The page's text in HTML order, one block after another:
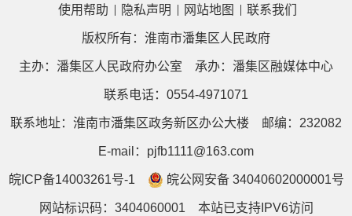
使用帮助 隐私声明 网站地图 联系我们
版权所有：淮南市潘集区人民政府
主办：潘集区人民政府办公室 承办：潘集区融媒体中心
联系电话：0554-4971071
联系地址：淮南市潘集区政务新区办公大楼 邮编：232082
E-mail：pjfb1111@163.com
皖ICP备14003261号-1 皖公网安备 34040602000001号
网站标识码：3404060001 本站已支持IPV6访问